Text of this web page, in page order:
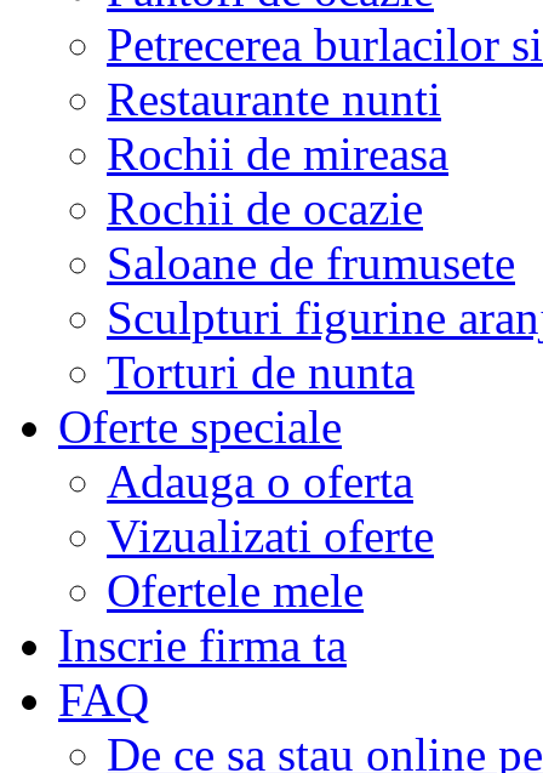
Petrecerea burlacilor
Restaurante nunti
Rochii de mireasa
Rochii de ocazie
Saloane de frumusete
Sculpturi figurine
Torturi de nunta
Oferte speciale
Adauga o oferta
Vizualizati oferte
Ofertele mele
Inscrie firma ta
FAQ
De ce sa stau online